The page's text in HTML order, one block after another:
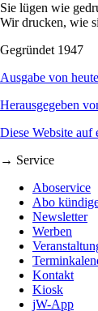
Sie lügen wie
Wir drucken, wie
Gegründet 1947
Ausgabe von heute
Herausgegeben
Diese Website auf
→ Service
Aboservice
Abo
Newsletter
Werben
Kontakt
Kiosk
jW-App